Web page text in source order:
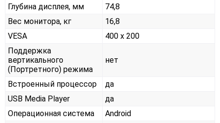
Глубина дисплея, мм
74,8
Вес монитора, кг
16,8
VESA
400 x 200
Поддержка
вертикального
(Портретного) режима
нет
Встроенный процессор
да
USB Media Player
да
Операционная система
Android